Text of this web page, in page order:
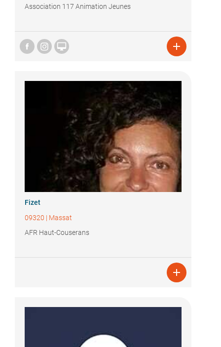
Association 117 Animation Jeunes
 
Fizet
09320 | Massat
AFR Haut-Couserans
